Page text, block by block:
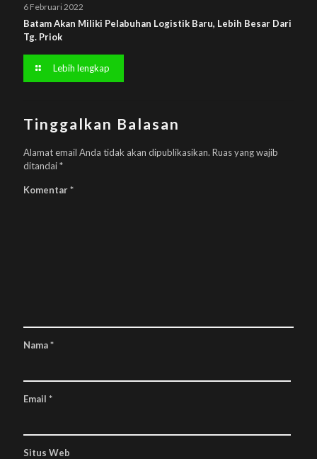
6 Februari 2022
Batam Akan Miliki Pelabuhan Logistik Baru, Lebih Besar Dari
Tg. Priok
Lebih lengkap
Tinggalkan Balasan
Alamat email Anda tidak akan dipublikasikan. Ruas yang wajib
ditandai*
Komentar*
Nama*
Email *
Situs Web